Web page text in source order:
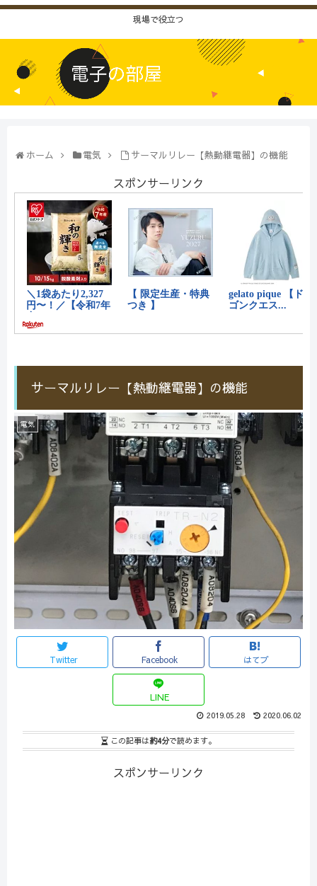
現場で役立つ
ホーム 電気 サーマルリレー【熱動継電器】の機能
スポンサーリンク
サーマルリレー【熱動継電器】の機能
電気
Twitter Facebook はてブ
LINE
2020.06.02
2019.05.28
この記事は約4分で読めます。
スポンサーリンク